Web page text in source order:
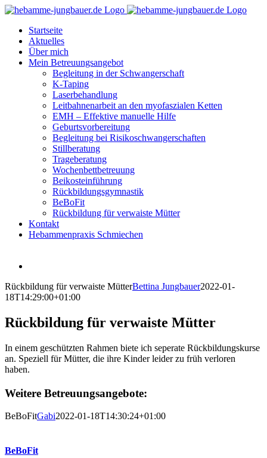
Zum
springenStartseite
Aktuelles
Über mich
Mein Betreuungsangebot
Begleitung in der Schwangerschaft
K-Taping
Laserbehandlung
Leitbahnenarbeit an den myofaszialen Ketten
EMH – Effektive manuelle Hilfe
Geburtsvorbereitung
Begleitung bei Risikoschwangerschaften
Stillberatung
Trageberatung
Wochenbettbetreuung
Beikosteinführung
Rückbildungsgymnastik
BeBoFit
Rückbildung für verwaiste Mütter
Kontakt
Hebammenpraxis Schmiechen
Image
Rückbildung für verwaiste MütterBettina Jungbauer2022-01-
18T14:29:00+01:00
Rückbildung für verwaiste Mütter
In einem geschützten Rahmen biete ich seperate Rückbildungskurse
an. Speziell für Mütter, die ihre Kinder leider zu früh verloren
haben.
Weitere Betreuungsangebote:
BeBoFitGabi2022-01-18T14:30:24+01:00
BeBoFit